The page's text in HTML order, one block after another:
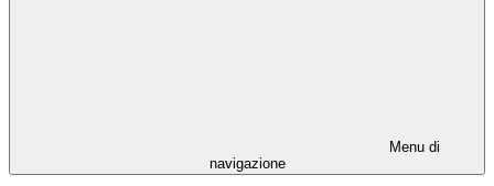
Menu di
navigazione